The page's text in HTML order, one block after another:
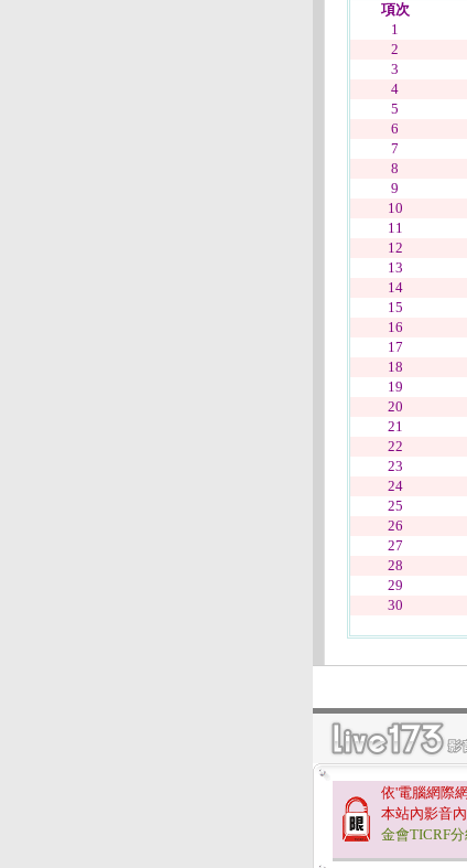
項次
1
2
3
4
5
6
7
8
9
10
11
12
13
14
15
16
17
18
19
20
21
22
23
24
25
26
27
28
29
30
依'電腦網際
本站內影音
金會TICRF